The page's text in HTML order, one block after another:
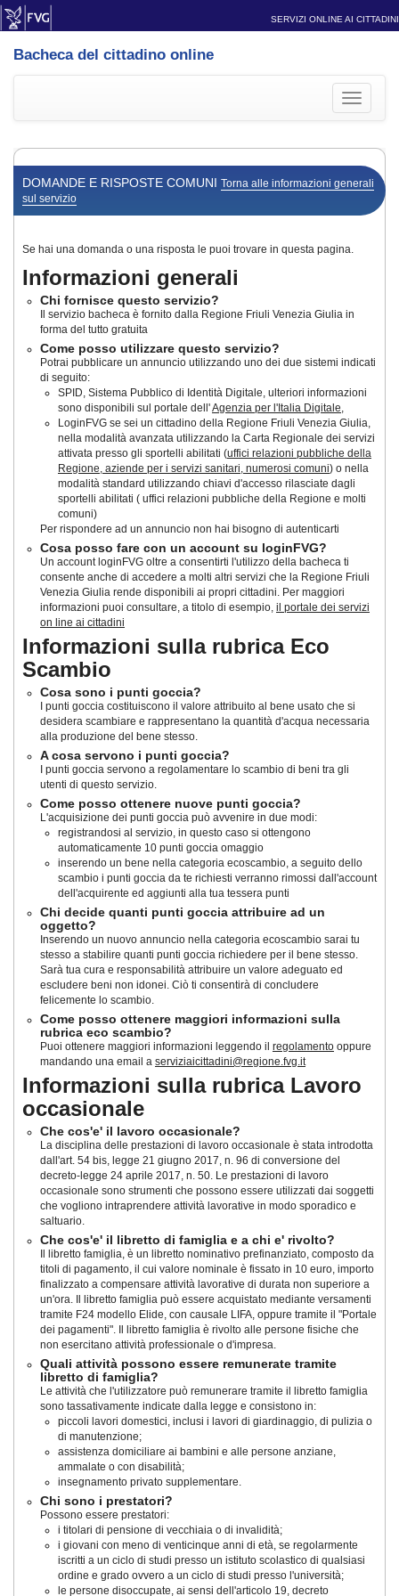
SERVIZI ONLINE AI CITTADINI
Bacheca del cittadino online
Toggle
DOMANDE E RISPOSTE COMUNI Torna alle informazioni generali
sul servizio
Se hai una domanda o una risposta le puoi trovare in questa pagina.
Informazioni generali
Chi fornisce questo servizio?
Il servizio bacheca è fornito dalla Regione Friuli Venezia Giulia in
forma del tutto gratuita
Come posso utilizzare questo servizio?
Potrai pubblicare un annuncio utilizzando uno dei due sistemi indicati
di seguito:
SPID, Sistema Pubblico di Identità Digitale, ulteriori informazioni
sono disponibili sul portale dell'Agenzia per l'Italia Digitale,
LoginFVG se sei un cittadino della Regione Friuli Venezia Giulia,
nella modalità avanzata utilizzando la Carta Regionale dei servizi
attivata presso gli sportelli abilitati (uffici relazioni pubbliche della
Regione, aziende per i servizi sanitari, numerosi comuni) o nella
modalità standard utilizzando chiavi d'accesso rilasciate dagli
sportelli abilitati ( uffici relazioni pubbliche della Regione e molti
comuni)
Per rispondere ad un annuncio non hai bisogno di autenticarti
Cosa posso fare con un account su loginFVG?
Un account loginFVG oltre a consentirti l'utilizzo della bacheca ti
consente anche di accedere a molti altri servizi che la Regione Friuli
Venezia Giulia rende disponibili ai propri cittadini. Per maggiori
informazioni puoi consultare, a titolo di esempio, il portale dei servizi
on line ai cittadini
Informazioni sulla rubrica Eco
Scambio
Cosa sono i punti goccia?
I punti goccia costituiscono il valore attribuito al bene usato che si
desidera scambiare e rappresentano la quantità d'acqua necessaria
alla produzione del bene stesso.
A cosa servono i punti goccia?
I punti goccia servono a regolamentare lo scambio di beni tra gli
utenti di questo servizio.
Come posso ottenere nuove punti goccia?
L'acquisizione dei punti goccia può avvenire in due modi:
registrandosi al servizio, in questo caso si ottengono
automaticamente 10 punti goccia omaggio
inserendo un bene nella categoria ecoscambio, a seguito dello
scambio i punti goccia da te richiesti verranno rimossi dall'account
dell'acquirente ed aggiunti alla tua tessera punti
Chi decide quanti punti goccia attribuire ad un
oggetto?
Inserendo un nuovo annuncio nella categoria ecoscambio sarai tu
stesso a stabilire quanti punti goccia richiedere per il bene stesso.
Sarà tua cura e responsabilità attribuire un valore adeguato ed
escludere beni non idonei. Ciò ti consentirà di concludere
felicemente lo scambio.
Come posso ottenere maggiori informazioni sulla
rubrica eco scambio?
Puoi ottenere maggiori informazioni leggendo il regolamento oppure
mandando una email a serviziaicittadini@regione.fvg.it
Informazioni sulla rubrica Lavoro
occasionale
Che cos'e' il lavoro occasionale?
La disciplina delle prestazioni di lavoro occasionale è stata introdotta
dall'art. 54 bis, legge 21 giugno 2017, n. 96 di conversione del
decreto-legge 24 aprile 2017, n. 50. Le prestazioni di lavoro
occasionale sono strumenti che possono essere utilizzati dai soggetti
che vogliono intraprendere attività lavorative in modo sporadico e
saltuario.
Che cos'e' il libretto di famiglia e a chi e' rivolto?
Il libretto famiglia, è un libretto nominativo prefinanziato, composto da
titoli di pagamento, il cui valore nominale è fissato in 10 euro, importo
finalizzato a compensare attività lavorative di durata non superiore a
un'ora. Il libretto famiglia può essere acquistato mediante versamenti
tramite F24 modello Elide, con causale LIFA, oppure tramite il "Portale
dei pagamenti". Il libretto famiglia è rivolto alle persone fisiche che
non esercitano attività professionale o d'impresa.
Quali attività possono essere remunerate tramite
libretto di famiglia?
Le attività che l'utilizzatore può remunerare tramite il libretto famiglia
sono tassativamente indicate dalla legge e consistono in:
piccoli lavori domestici, inclusi i lavori di giardinaggio, di pulizia o
di manutenzione;
assistenza domiciliare ai bambini e alle persone anziane,
ammalate o con disabilità;
insegnamento privato supplementare.
Chi sono i prestatori?
Possono essere prestatori:
i titolari di pensione di vecchiaia o di invalidità;
i giovani con meno di venticinque anni di età, se regolarmente
iscritti a un ciclo di studi presso un istituto scolastico di qualsiasi
ordine e grado ovvero a un ciclo di studi presso l'università;
le persone disoccupate, ai sensi dell'articolo 19, decreto